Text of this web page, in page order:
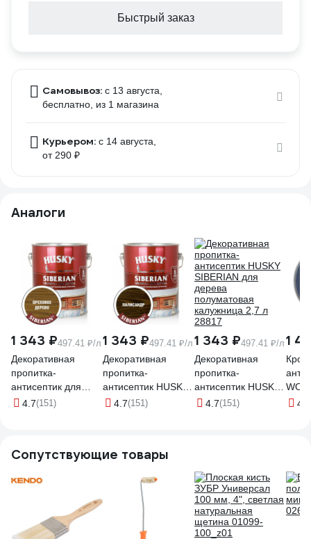
Быстрый заказ
Самовывоз: c 13 августа,
бесплатно , из 1 магазина
Курьером: c 14 августа,
от 290 ₽
Аналоги
1 343 ₽497.41 ₽/л
Декоративная
пропитка-
антисептик для
дерева HUSKY
2,7 л 28826
4.7(151)
1 343 ₽497.41 ₽/л
Декоративная
пропитка-
антисептик HUSKY
SIBERIAN для
28832
4.7(151)
1 343 ₽497.41 ₽/л
Декоративная
пропитка-
антисептик HUSKY
SIBERIAN для
4.7(151)
1
4.9
Сопутствующие товары